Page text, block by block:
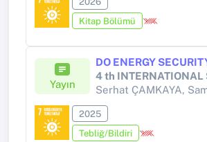
Kitap Bölümü
Yayın
2025
Tebliğ/Bildiri